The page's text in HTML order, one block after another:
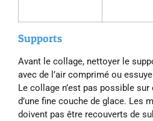
Supports
Av­ant le col­lage, nettoy­er le
avec de l’air comprimé ou
Le col­lage n’est pas pos­sible
d’une fine couche de glace. Les
doivent pas être re­couverts de